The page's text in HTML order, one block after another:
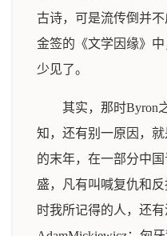
古诗，可是流传倒并
金签的《文学因缘》
少见了。
其实，那时Byron
知，还有别一原因，
的末年，在一部分中
盛，凡有叫喊复仇和
时我所记得的人，还